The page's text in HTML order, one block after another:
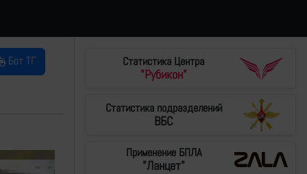
Бот ТГ
Статистика Центра
"Рубикон"
Статистика подразделений
ВБС
Применение БПЛА
"Ланцет"